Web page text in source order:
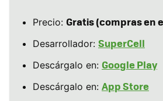
Precio: Gratis (compras en
Desarrollador: SuperCell
Descárgalo en: Google Play
Descárgalo en: App Store